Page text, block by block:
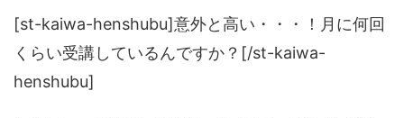
[st-kaiwa-henshubu]意外と高い・・・！月に何回
くらい受講しているんですか？[/st-kaiwa-
henshubu]